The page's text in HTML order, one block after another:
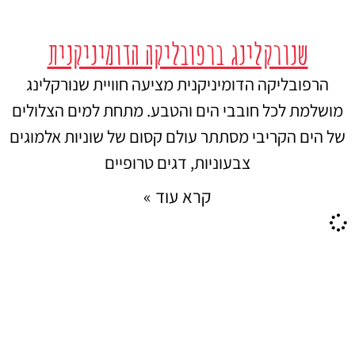
שנורקלינג ברפובליקה הדומיניקנית
הרפובליקה הדומיניקנית מציעה חוויית שנורקלינג
מושלמת לכל חובבי הים והטבע. מתחת למים הצלולים
של הים הקריבי מסתתר עולם קסום של שוניות אלמוגים
צבעוניות, דגים טרופיים
קרא עוד »